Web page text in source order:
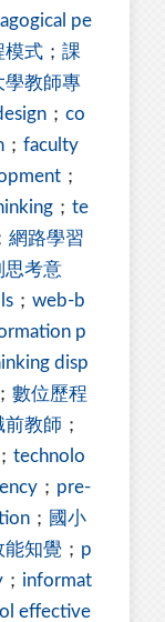
pe
模式 ； 課
學教師專
； co
； faculty
；
； te
網路學習
思考意
； web-b
p
disp
； 數位歷程
前教師 ；
； technolo
； pre-
； 國小
能知覺 ； p
； informat
effective